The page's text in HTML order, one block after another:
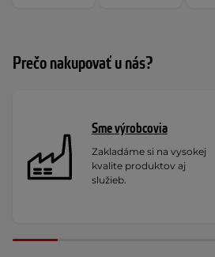
Prečo nakupovať u nás?
Sme výrobcovia
Zakladáme si na vysokej
kvalite produktov aj
služieb.